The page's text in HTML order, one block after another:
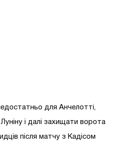
для Анчелотті,
і далі захищати ворота
після матчу з Кадісом